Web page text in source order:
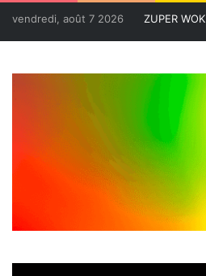
vendredi, août 7 2026 ZUPER WOK